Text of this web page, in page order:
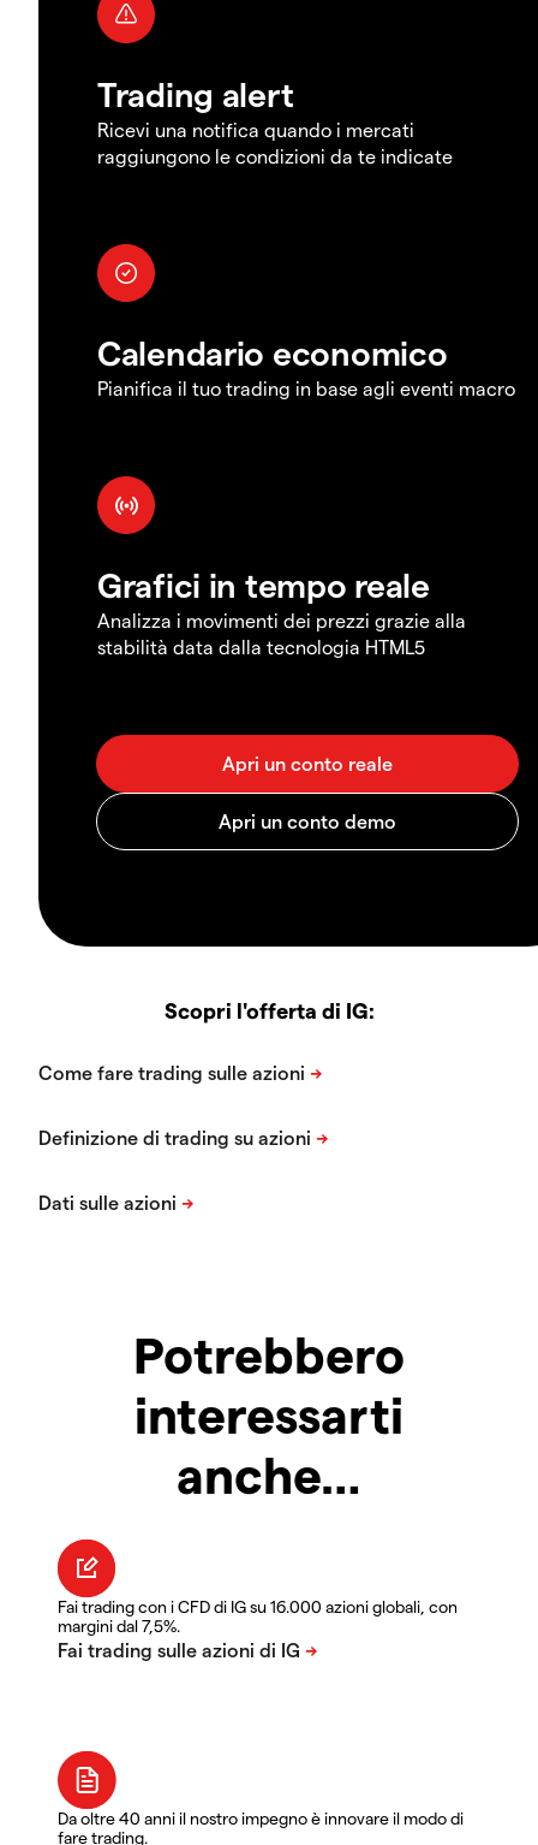
Trading alert
Ricevi una notifica quando i mercati
raggiungono le condizioni da te indicate
Calendario economico
Pianifica il tuo trading in base agli eventi macro
Grafici in tempo reale
Analizza i movimenti dei prezzi grazie alla
stabilità data dalla tecnologia HTML5
Scopri l'offerta di IG:
Potrebbero
interessarti
anche…
Fai trading con i CFD di IG su 16.000 azioni globali, con
margini dal 7,5%.
Da oltre 40 anni il nostro impegno è innovare il modo di
fare trading.